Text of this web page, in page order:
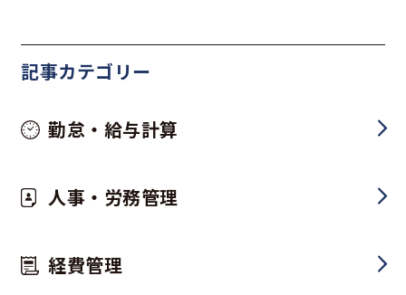
記事カテゴリー
勤怠・給与計算
人事・労務管理
経費管理